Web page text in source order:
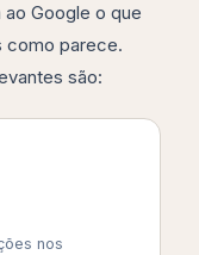
Google o que
como parece.
são:
nos